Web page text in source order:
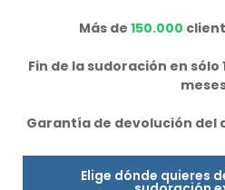
Más de 150.000
Fin de la sudoración en sólo
Garantía de devolución del
Elige dónde quieres